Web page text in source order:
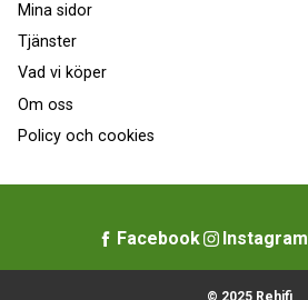
Mina sidor
Tjänster
Vad vi köper
Om oss
Policy och cookies
Facebook Instagram
© 2025 Rehifi